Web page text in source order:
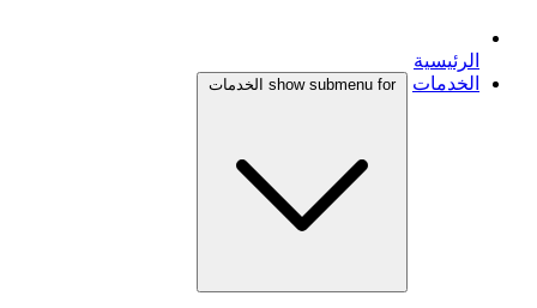
الرئيسية
الخدمات
show submenu for الخدمات